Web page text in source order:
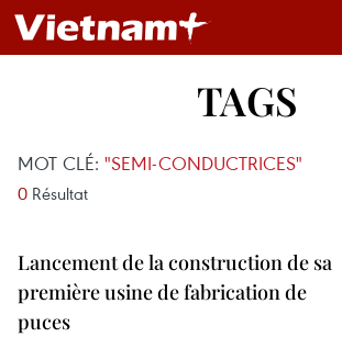
TAGS
MOT CLÉ: "SEMI-CONDUCTRICES"
0 Résultat
Lancement de la construction de sa
première usine de fabrication de
puces